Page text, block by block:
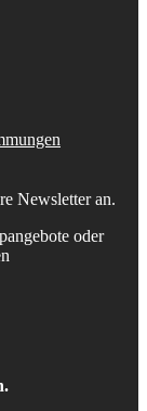
Newsletter an.
oder